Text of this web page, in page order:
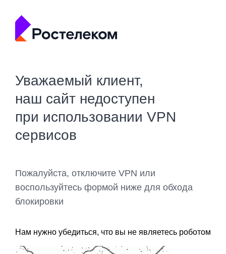
Уважаемый клиент,
наш сайт недоступен
при использовании VPN
сервисов
Пожалуйста, отключите VPN или
воспользуйтесь формой ниже для обхода
блокировки
Нам нужно убедиться, что вы не являетесь роботом